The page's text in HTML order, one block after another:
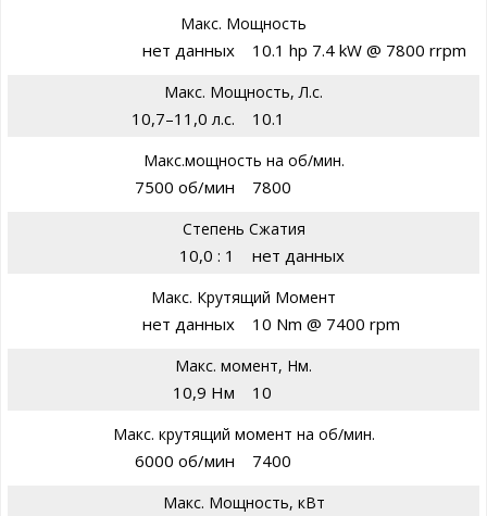
Макс. Мощность
нет данных 10.1 hp 7.4 kW @ 7800 rrpm
Макс. Мощность, Л.с.
10,7–11,0 л.с. 10.1
Макс.мощность на об/мин.
7500 об/мин 7800
Степень Сжатия
10,0 : 1 нет данных
Макс. Крутящий Момент
нет данных 10 Nm @ 7400 rpm
Макс. момент, Нм.
10,9 Нм 10
Макс. крутящий момент на об/мин.
6000 об/мин 7400
Макс. Мощность, кВт